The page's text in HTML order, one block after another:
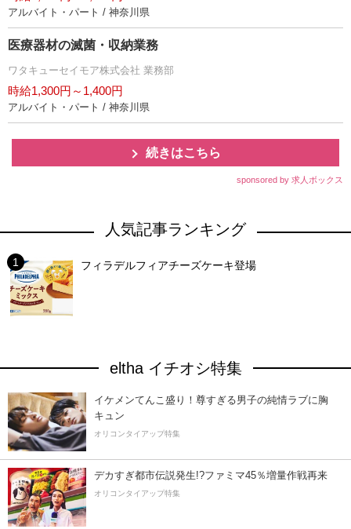
アルバイト・パート / 神奈川県
医療器材の滅菌・収納業務
ワタキューセイモア株式会社 業務部
時給1,300円～1,400円
アルバイト・パート / 神奈川県
続きはこちら
sponsored by 求人ボックス
人気記事ランキング
フィラデルフィアチーズケーキ登場
eltha イチオシ特集
イケメンてんこ盛り！尊すぎる男子の純情ラブに胸
キュン
オリコンタイアップ特集
デカすぎ都市伝説発生!?ファミマ45％増量作戦再来
オリコンタイアップ特集